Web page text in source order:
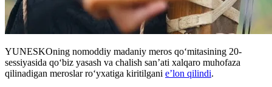
YUNESKOning nomoddiy madaniy meros qo‘mitasining 20-
sessiyasida qo‘biz yasash va chalish san’ati xalqaro muhofaza
qilinadigan meroslar ro‘yxatiga kiritilgani e’lon qilindi.